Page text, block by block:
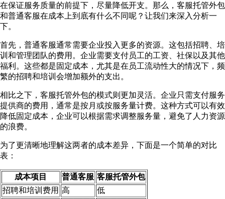
在保证服务质量的前提下，尽量降低开支。那么，客服托管外包
和普通客服在成本上到底有什么不同呢？让我们来深入分析一
下。
首先，普通客服通常需要企业投入更多的资源。这包括招聘、培
训和管理团队的费用。企业需要支付员工的工资、社保以及其他
福利。这些都是固定成本，尤其是在员工流动性大的情况下，频
繁的招聘和培训会增加额外的支出。
相比之下，客服托管外包的模式则更加灵活。企业只需支付服务
提供商的费用，通常是按月或按服务量计费。这种方式可以有效
降低固定成本，企业可以根据需求调整服务量，避免了人力资源
的浪费。
为了更清晰地理解这两者的成本差异，下面是一个简单的对比
表：
成本项目 普通客服 客服托管外包
招聘和培训费用 高
低